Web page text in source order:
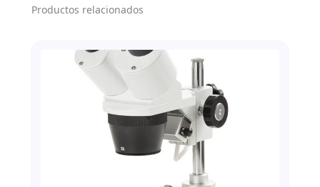
Productos relacionados